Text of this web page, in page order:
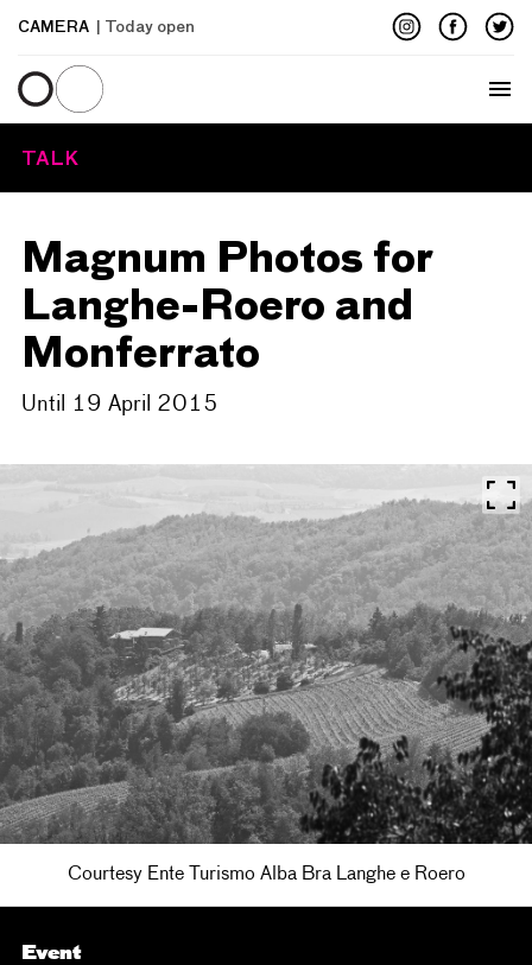
CAMERA | Today open
Menu
TALK
Magnum Photos for
Langhe-Roero and
Monferrato
Until 19 April 2015
Courtesy Ente Turismo Alba Bra Langhe e Roero
Event